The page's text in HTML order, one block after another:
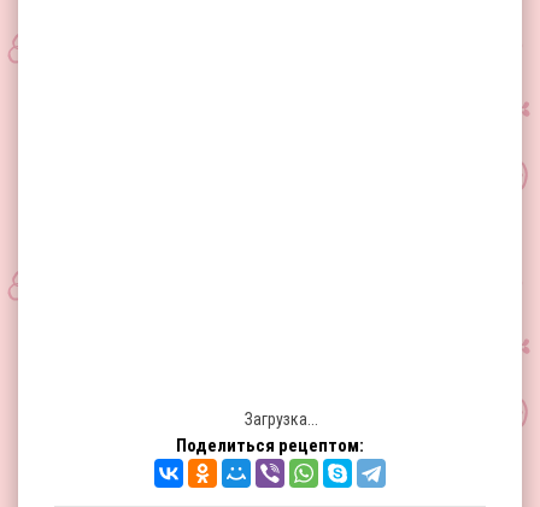
Загрузка...
Поделиться рецептом: